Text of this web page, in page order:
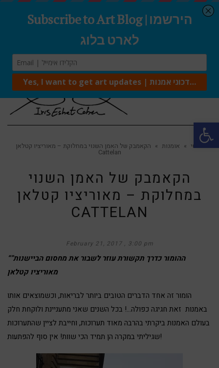
ראשי » אומנות » הקאמבק של האמן השנוי במחלוקת – מאוריציו קטלאן
Cattelan
הקאמבק של האמן השנוי
במחלוקת – מאוריציו קטלאן
CATTELAN
February 21, 2017 3:00 pm
“ההומור כדרך תקשורת עוזר לשבור את מחסום הביישנות”
מאוריציו קטלאן
הומור זה אחד הדברים הטובים ביותר לבריאות, וכשמוצאים אותו
באמנות זאת חגיגה כפולה…! בכל השנים שאני מתעניינת ולוקחת חלק
בעולם האמנות ביקרתי בהרבה מאוד תערוכות, וחייבת לציין שהתערוכות
שגיליתי במקרה הן תמיד הכי שוות! אין סוף להפתעות!